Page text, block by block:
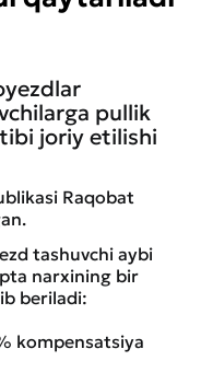
pullik
joriy etilishi
Raqobat
tashuvchi aybi
narxining bir
beriladi:
kompensatsiya